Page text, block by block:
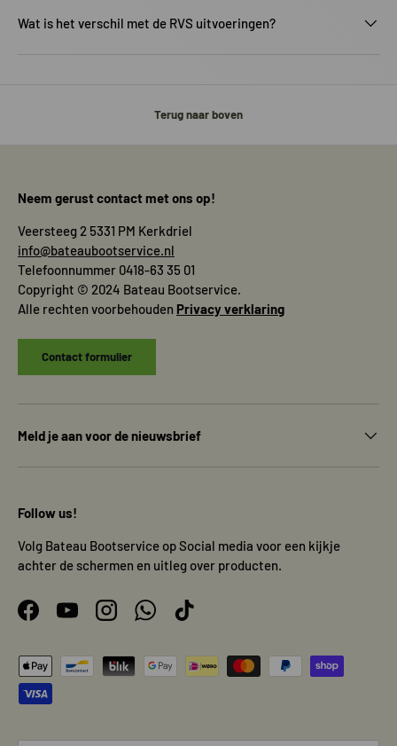
Wat is het verschil met de RVS uitvoeringen?
Terug naar boven
Neem gerust contact met ons op!
Veersteeg 2 5331 PM Kerkdriel
info@bateaubootservice.nl
Telefoonnummer 0418-63 35 01
Copyright © 2024 Bateau Bootservice.
Alle rechten voorbehouden Privacy verklaring
Contact formulier
Meld je aan voor de nieuwsbrief
Follow us!
Volg Bateau Bootservice op Social media voor een kijkje
achter de schermen en uitleg over producten.
FacebookYouTubeInstagramWhatsAppTikTok
Geaccepteerde betaalmethoden